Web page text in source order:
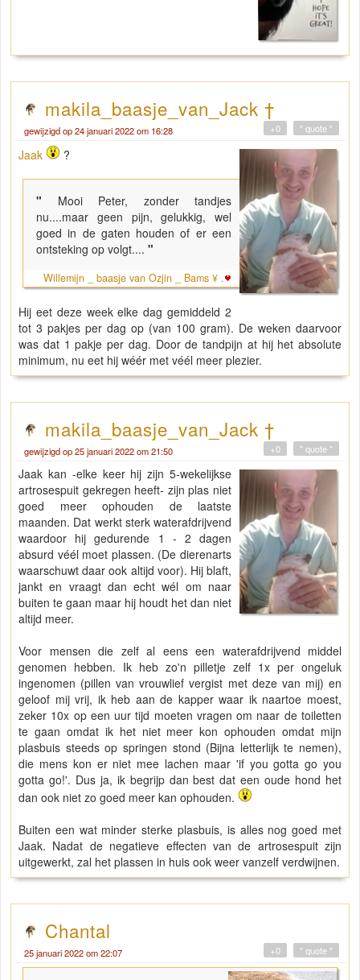
makila_baasje_van_Jack †
gewijzigd op 24 januari 2022 om 16:28 " quote "
+0
Jaak ?
" Mooi Peter, zonder tandjes
nu....maar geen pijn, gelukkig, wel
goed in de gaten houden of er een
ontsteking op volgt.... "
Willemijn _ baasje van Ozjin _ Bams ¥ .
Hij eet deze week elke dag gemiddeld 2
tot 3 pakjes per dag op (van 100 gram). De weken daarvoor
was dat 1 pakje per dag. Door de tandpijn at hij het absolute
minimum, nu eet hij wéér met véél meer plezier.
makila_baasje_van_Jack †
gewijzigd op 25 januari 2022 om 21:50 " quote "
+0
Jaak kan -elke keer hij zijn 5-wekelijkse
artrosespuit gekregen heeft- zijn plas niet
goed meer ophouden de laatste
maanden. Dat werkt sterk waterafdrijvend
waardoor hij gedurende 1 - 2 dagen
absurd véél moet plassen. (De dierenarts
waarschuwt daar ook altijd voor). Hij blaft,
jankt en vraagt dan echt wél om naar
buiten te gaan maar hij houdt het dan niet
altijd meer.
Voor mensen die zelf al eens een waterafdrijvend middel
genomen hebben. Ik heb zo'n pilletje zelf 1x per ongeluk
ingenomen (pillen van vrouwlief vergist met deze van mij) en
geloof mij vrij, ik heb aan de kapper waar ik naartoe moest,
zeker 10x op een uur tijd moeten vragen om naar de toiletten
te gaan omdat ik het niet meer kon ophouden omdat mijn
plasbuis steeds op springen stond (Bijna letterlijk te nemen),
die mens kon er niet mee lachen maar 'if you gotta go you
gotta go!'. Dus ja, ik begrijp dan best dat een oude hond het
dan ook niet zo goed meer kan ophouden.
Buiten een wat minder sterke plasbuis, is alles nog goed met
Jaak. Nadat de negatieve effecten van de artrosespuit zijn
uitgewerkt, zal het plassen in huis ook weer vanzelf verdwijnen.
Chantal
25 januari 2022 om 22:07 " quote "
+0